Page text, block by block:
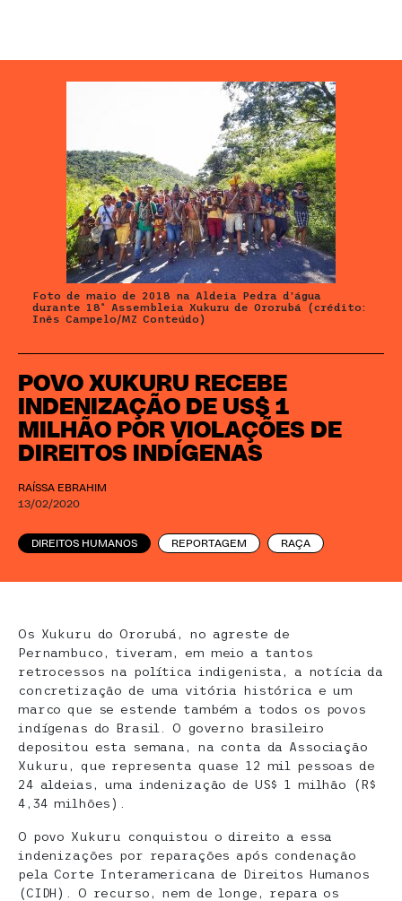
POVO XUKURU RECEBE
INDENIZAÇÃO DE US$ 1
MILHÃO POR VIOLAÇÕES DE
DIREITOS INDÍGENAS
RAÍSSA EBRAHIM
13/02/2020
DIREITOS HUMANOS REPORTAGEM RAÇA
Foto de maio de 2018 na Aldeia Pedra d’água
durante 18ª Assembleia Xukuru de Ororubá (crédito:
Inês Campelo/MZ Conteúdo)
Os Xukuru do Ororubá, no agreste de
Pernambuco, tiveram, em meio a tantos
retrocessos na política indigenista, a notícia da
concretização de uma vitória histórica e um
marco que se estende também a todos os povos
indígenas do Brasil. O governo brasileiro
depositou esta semana, na conta da Associação
Xukuru, que representa quase 12 mil pessoas de
24 aldeias, uma indenização de US$ 1 milhão (R$
4,34 milhões).
O povo Xukuru conquistou o direito a essa
indenizações por reparações após condenação
pela Corte Interamericana de Direitos Humanos
(CIDH). O recurso, nem de longe, repara os